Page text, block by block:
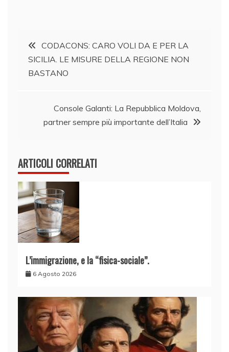
Navigazione
articoli
CODACONS: CARO VOLI DA E PER LA
SICILIA. LE MISURE DELLA REGIONE NON
BASTANO
Console Galanti: La Repubblica Moldova,
partner sempre più importante dell’Italia
ARTICOLI CORRELATI
L’immigrazione, e la “fisica-sociale”.
6 Agosto 2026